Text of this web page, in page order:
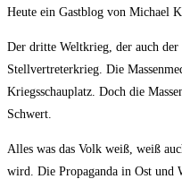
Heute ein Gastblog von Michael
Der dritte Weltkrieg, der auch
Stellvertreterkrieg. Die
Kriegsschauplatz. Doch die
Schwert.
Alles was das Volk weiß, weiß
wird. Die Propaganda in Ost und